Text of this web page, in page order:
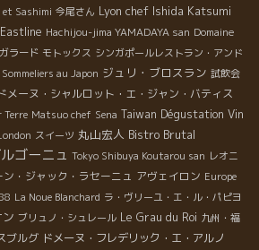
et Sashimi 今尾さん Lyon chef Ishida Katsumi
Eastline Hachijou-jima YAMADAYA san Domaine
ラード モトックス シンガポールレストラン・アンド
au Japon ジュリ・ブロスラン 試飲会
ドメーヌ・シャルロット・エ・ジャン・バティス
Terre Matsuo chef Sena Taiwan Dégustation Vin
スイーツ 丸山宏人 Bistro Brutal
ゴーニュ Tokyo Shibuya Koutarou san レオニ
ン・ジャック・ラセーニュ アヴェイロン Europe
La Noue Blanchard ラ・ヴリーユ・エ・ル・パピヨ
ブリュノ・シュレール Le Grau du Roi 九州・福
ブルグ ドメーヌ・フレデリック・エ・アルノ